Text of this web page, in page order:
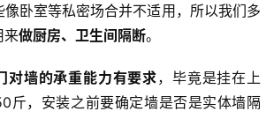
像卧室等私密场合并不适用，所以我们多
来做厨房、卫生间隔断。
对墙的承重能力有要求，毕竟是挂在上
斤，安装之前要确定墙是否是实体墙隔